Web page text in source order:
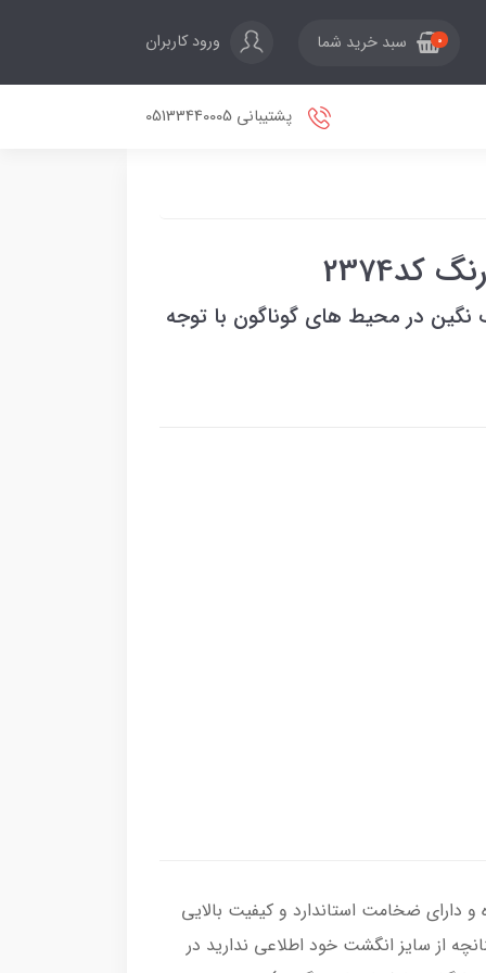
0 سبد خرید شما ورود کاربران
پشتیبانی 05133440005
نگین در محیط های گوناگون با توجه
هفت رنگ اصل ، رکاب انگشتر از نقره اصل با عیار بین المللی 925 ساخته شده و دارای ضخامت استاندارد و کیفیت بالایی
از سایز انگشت خود اطلاعی ندارید در